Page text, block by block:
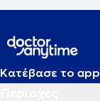
Κατέβασε το app